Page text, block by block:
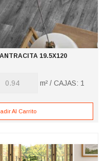
19.5X120
m² / CAJAS: 1
Al Carrito